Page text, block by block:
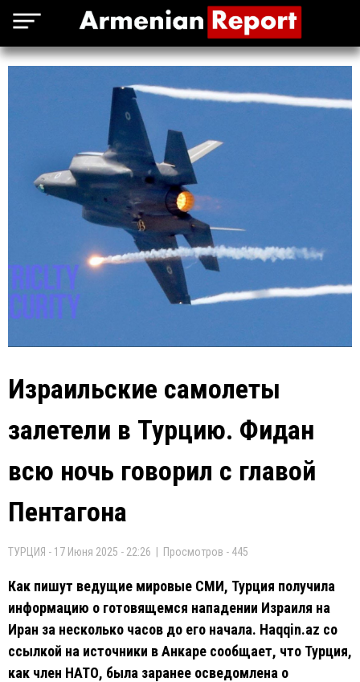
Израильские самолеты
залетели в Турцию. Фидан
всю ночь говорил с главой
Пентагона
ТУРЦИЯ - 17 Июня 2025 - 22:26 | Просмотров - 445
Как пишут ведущие мировые СМИ, Турция получила
информацию о готовящемся нападении Израиля на
Иран за несколько часов до его начала. Haqqin.az со
ссылкой на источники в Анкаре сообщает, что Турция,
как член НАТО, была заранее осведомлена о